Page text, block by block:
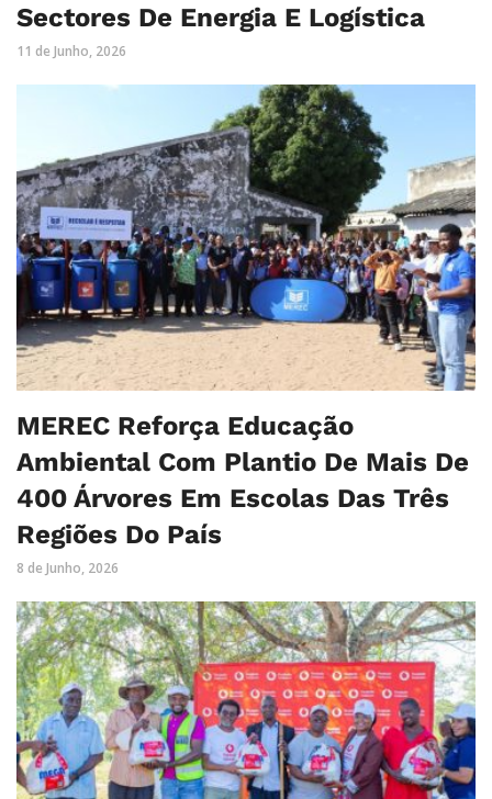
Sectores De Energia E Logística
11 de Junho, 2026
MEREC Reforça Educação
Ambiental Com Plantio De Mais De
400 Árvores Em Escolas Das Três
Regiões Do País
8 de Junho, 2026